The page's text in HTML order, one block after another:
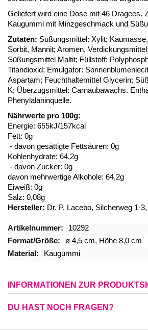
Geliefert wird eine Dose mit 46 Dragees.
Kaugummi mit Minzgeschmack und
Zutaten: Süßungsmittel: Xylit;
Sorbit, Mannit; Aromen,
Süßungsmittel Maltit; Füllstoff:
Titandioxid; Emulgator:
Aspartam; Feuchthaltemittel Glycerin;
K; Überzugsmittel: Carnaubawachs.
Phenylalaninquelle.
Nährwerte pro 100g:
Energie: 655kJ/157kcal
Fett: 0g
- davon gesättigte Fettsäuren: 0g
Kohlenhydrate: 64,2g
- davon Zucker: 0g
davon mehrwertige Alkohole: 64,2g
Eiweiß: 0g
Salz: 0,08g
Hersteller: Dr. P. Lacebo, Silcherweg 1-
Mehr
Informationen
10292
ø 4,5 cm, Höhe 8,0 cm
Kaugummi
INFORMATIONEN ZUR
DU HAST NOCH FRAGEN?